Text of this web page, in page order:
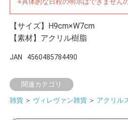
【サイズ】H9cm×W7cm
【素材】アクリル樹脂
JAN 4560485784490
関連カテゴリ
雑貨 ＞ ヴィレヴァン雑貨 ＞ アクリル